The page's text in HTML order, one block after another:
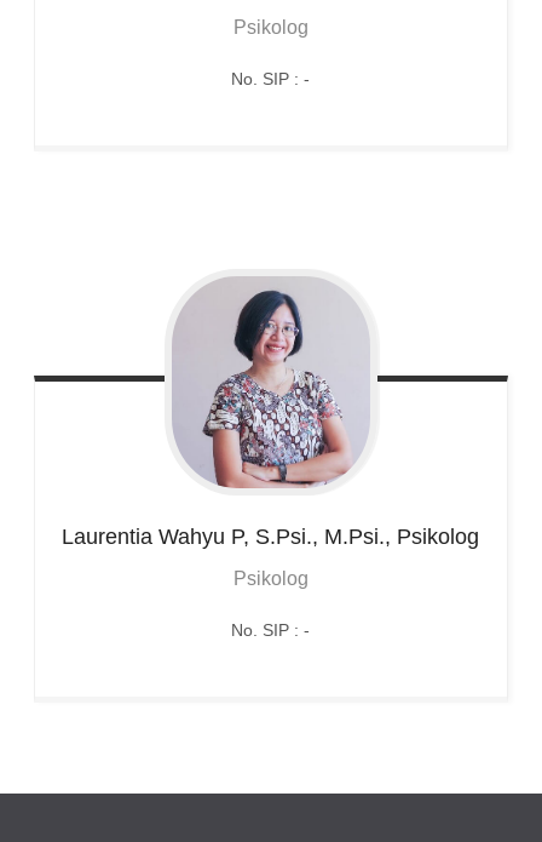
Psikolog
No. SIP : -
Laurentia Wahyu P, S.Psi., M.Psi., Psikolog
Psikolog
No. SIP : -